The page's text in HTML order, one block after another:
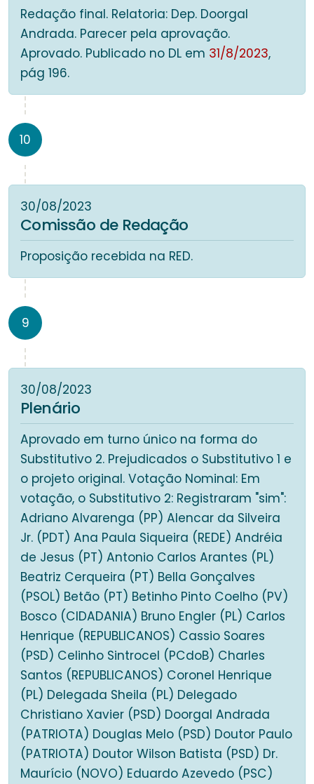
Redação final. Relatoria: Dep. Doorgal
Andrada. Parecer pela aprovação.
Aprovado. Publicado no DL em 31/8/2023,
pág 196.
10
30/08/2023
Comissão de Redação
Proposição recebida na RED.
9
30/08/2023
Plenário
Aprovado em turno único na forma do
Substitutivo 2. Prejudicados o Substitutivo 1 e
o projeto original. Votação Nominal: Em
votação, o Substitutivo 2: Registraram "sim":
Adriano Alvarenga (PP) Alencar da Silveira
Jr. (PDT) Ana Paula Siqueira (REDE) Andréia
de Jesus (PT) Antonio Carlos Arantes (PL)
Beatriz Cerqueira (PT) Bella Gonçalves
(PSOL) Betão (PT) Betinho Pinto Coelho (PV)
Bosco (CIDADANIA) Bruno Engler (PL) Carlos
Henrique (REPUBLICANOS) Cassio Soares
(PSD) Celinho Sintrocel (PCdoB) Charles
Santos (REPUBLICANOS) Coronel Henrique
(PL) Delegada Sheila (PL) Delegado
Christiano Xavier (PSD) Doorgal Andrada
(PATRIOTA) Douglas Melo (PSD) Doutor Paulo
(PATRIOTA) Doutor Wilson Batista (PSD) Dr.
Maurício (NOVO) Eduardo Azevedo (PSC)